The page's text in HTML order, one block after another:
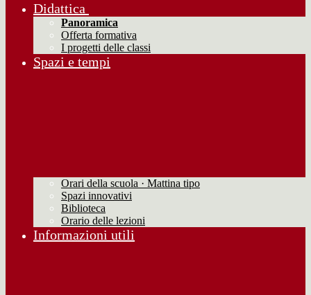
Didattica
Panoramica
Offerta formativa
I progetti delle classi
Spazi e tempi
Orari della scuola · Mattina tipo
Spazi innovativi
Biblioteca
Orario delle lezioni
Informazioni utili